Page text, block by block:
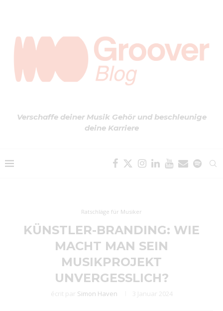
Verschaffe deiner Musik Gehör und beschleunige
deine Karriere
Ratschläge für Musiker
KÜNSTLER-BRANDING: WIE
MACHT MAN SEIN
MUSIKPROJEKT
UNVERGESSLICH?
écrit par Simon Haven 3 Januar 2024